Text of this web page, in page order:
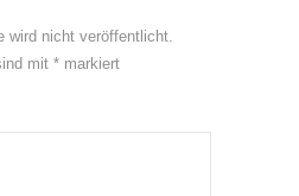
wird nicht veröffentlicht.
mit * markiert